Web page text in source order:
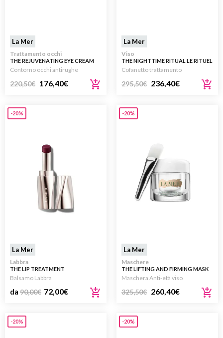
La Mer
Trattamento occhi
THE REJUVENATING EYE CREAM
15ML
Contorno occhi antirughe
220,50€ 176,40€
La Mer
Viso
THE NIGHTTIME RITUAL LE RITUEL
DE NUIT RÉGÉNÉRANT 30ML
Cofanetto trattamento
295,50€ 236,40€
-20%
La Mer
Labbra
THE LIP TREATMENT
Balsamo Labbra
da 90,00€ 72,00€
-20%
La Mer
Maschere
THE LIFTING AND FIRMING MASK
50ML
Maschera Anti-età viso
325,50€ 260,40€
-20% -20%